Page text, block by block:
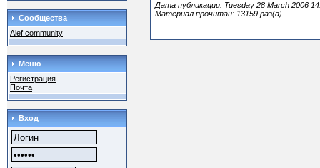
Сообщества
Alef community
Меню
Регистрация
Почта
Вход
Дата публикации: Tuesday 28 March 2006
Материал прочитан: 13159 раз(а)